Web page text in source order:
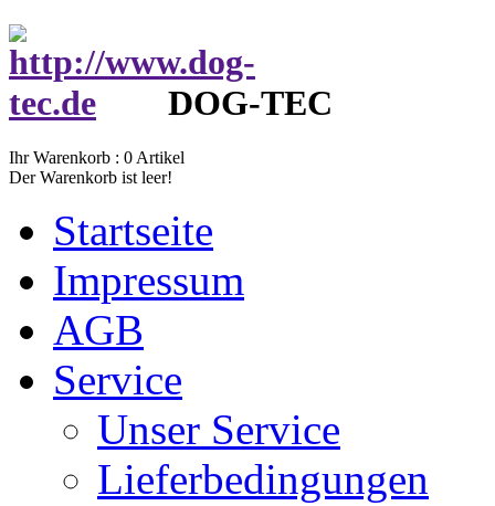
DOG-TEC
Ihr Warenkorb : 0 Artikel
Der Warenkorb ist leer!
Startseite
Impressum
AGB
Service
Unser Service
Lieferbedingungen